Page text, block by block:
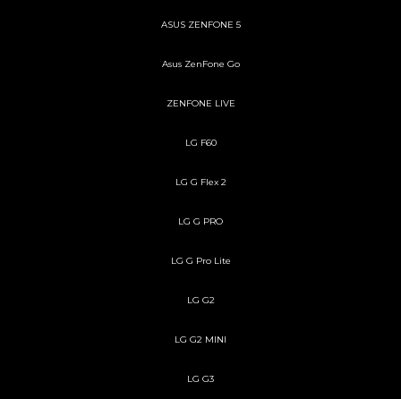
ASUS ZENFONE 5
Asus ZenFone Go
ZENFONE LIVE
LG F60
LG G Flex 2
LG G PRO
LG G Pro Lite
LG G2
LG G2 MINI
LG G3